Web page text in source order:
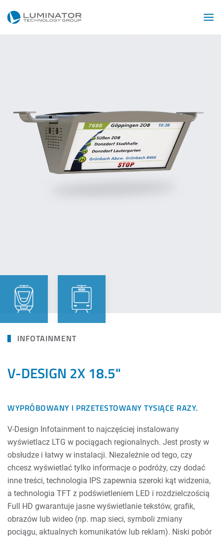
Przejdź do głównej treści
INFOTAINMENT
V-DESIGN 2X 18.5"
WYPRÓBOWANY I PRZETESTOWANY TYSIĄCE RAZY.
V-Design Infotainment to najczęściej instalowany
wyświetlacz LTG w pociągach regionalnych. Jest prosty w
obsłudze i łatwy w instalacji. Niezależnie od tego, czy
chcesz wyświetlać tylko informacje o podróży, czy dodać
inne treści, technologia IPS zapewnia szeroki kąt widzenia,
a technologia TFT z podświetleniem LED i rozdzielczością
Full HD gwarantuje jasne wyświetlanie tekstów, grafik,
obrazów lub wideo (np. map sieci, symboli zmiany
pociągu, aktualnych komunikatów lub reklam). Niski pobór